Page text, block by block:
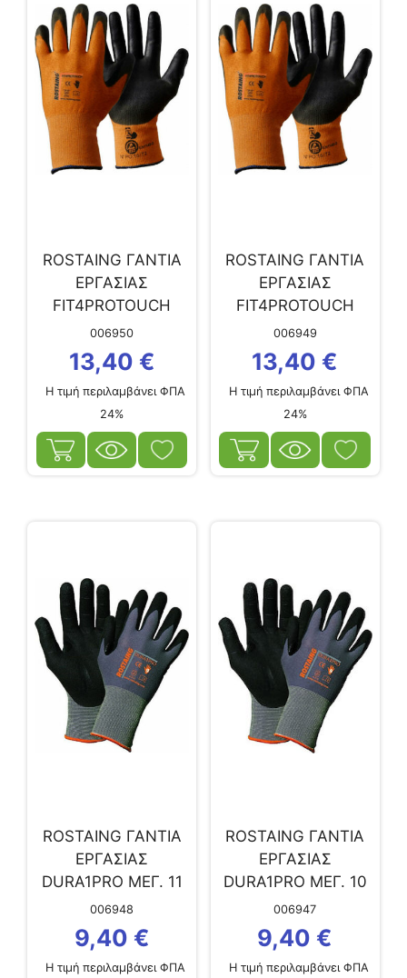
ROSTAING ΓΑΝΤΙΑ
ΕΡΓΑΣΙΑΣ
FIT4PROTOUCH
ΜΕΓ. 10
006950
13,40 €
Η τιμή περιλαμβάνει ΦΠΑ
24%
ROSTAING ΓΑΝΤΙΑ
ΕΡΓΑΣΙΑΣ
FIT4PROTOUCH
ΜΕΓ. 09
006949
13,40 €
Η τιμή περιλαμβάνει ΦΠΑ
24%
ROSTAING ΓΑΝΤΙΑ
ΕΡΓΑΣΙΑΣ
DURA1PRO ΜΕΓ. 11
006948
9,40 €
Η τιμή περιλαμβάνει ΦΠΑ
ROSTAING ΓΑΝΤΙΑ
ΕΡΓΑΣΙΑΣ
DURA1PRO ΜΕΓ. 10
006947
9,40 €
Η τιμή περιλαμβάνει ΦΠΑ